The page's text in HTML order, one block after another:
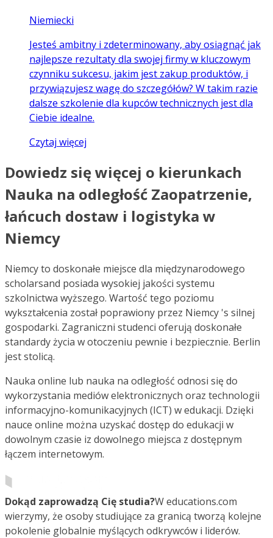
Niemiecki
Jesteś ambitny i zdeterminowany, aby osiągnąć jak
najlepsze rezultaty dla swojej firmy w kluczowym
czynniku sukcesu, jakim jest zakup produktów, i
przywiązujesz wagę do szczegółów? W takim razie
dalsze szkolenie dla kupców technicznych jest dla
Ciebie idealne.
Czytaj więcej
Dowiedz się więcej o kierunkach
Nauka na odległość Zaopatrzenie,
łańcuch dostaw i logistyka w
Niemcy
Niemcy to doskonałe miejsce dla międzynarodowego
scholarsand posiada wysokiej jakości systemu
szkolnictwa wyższego. Wartość tego poziomu
wykształcenia został poprawiony przez Niemcy 's silnej
gospodarki. Zagraniczni studenci oferują doskonałe
standardy życia w otoczeniu pewnie i bezpiecznie. Berlin
jest stolicą.
Nauka online lub nauka na odległość odnosi się do
wykorzystania mediów elektronicznych oraz technologii
informacyjno-komunikacyjnych (ICT) w edukacji. Dzięki
nauce online można uzyskać dostęp do edukacji w
dowolnym czasie iz dowolnego miejsca z dostępnym
łączem internetowym.
Dokąd zaprowadzą Cię studia?W educations.com
wierzymy, że osoby studiujące za granicą tworzą kolejne
pokolenie globalnie myślących odkrywców i liderów.